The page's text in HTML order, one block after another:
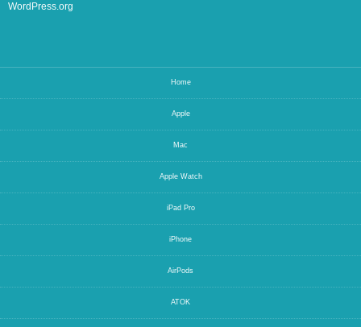
WordPress.org
Home
Apple
Mac
Apple Watch
iPad Pro
iPhone
AirPods
ATOK